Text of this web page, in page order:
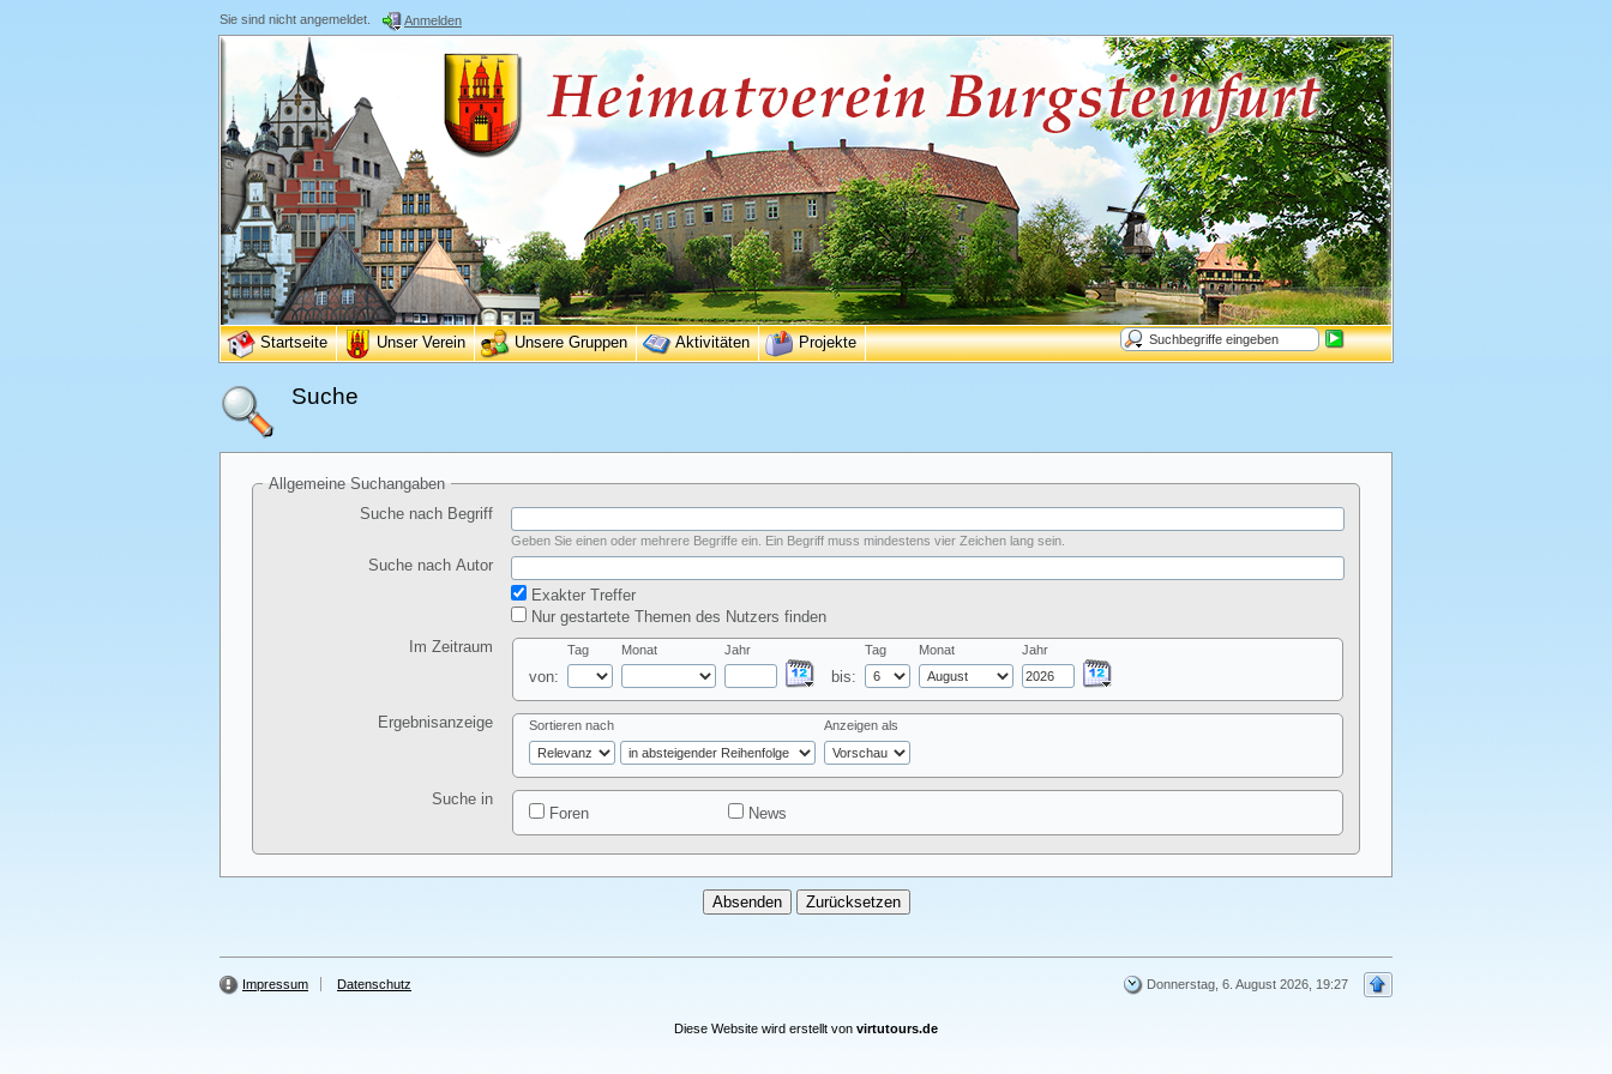
Sie sind nicht angemeldet. Anmelden
Startseite Unser Verein Unsere Gruppen Aktivitäten Projekte
Suche
Allgemeine Suchangaben
Suche nach Begriff
Geben Sie einen oder mehrere Begriffe ein. Ein Begriff muss mindestens vier Zeichen lang sein.
Suche nach Autor
Exakter Treffer
Nur gestartete Themen des Nutzers finden
Im Zeitraum
von:
Tag Monat Jahr
bis:
Tag Monat Jahr
Ergebnisanzeige Sortieren nach Anzeigen als
Suche in
Foren
News
Impressum Datenschutz Donnerstag, 6. August 2026, 19:27
Diese Website wird erstellt von virtutours.de